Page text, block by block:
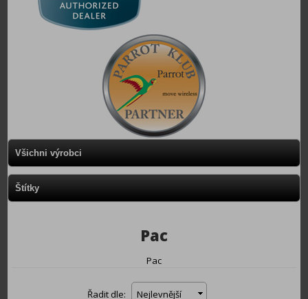
Všichni výrobci
Štítky
Pac
Pac
Řadit dle: Nejlevnější